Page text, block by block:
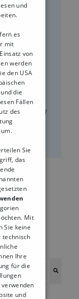
Profile
wichtiger
lokales
Study
Prozent
leer ist.
und
es
mit
von
werden
den USA
die
Fällen
des
Sie
das
Mit
Sie keine
technisch
Ihre
für die
und